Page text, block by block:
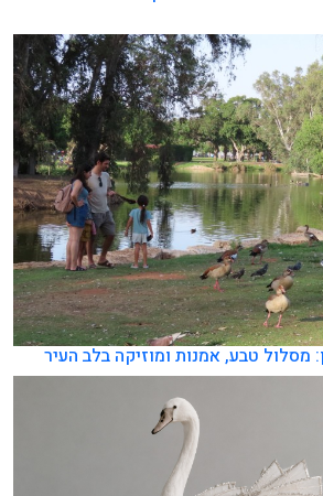
מסלול טבע, אמנות ומוזיקה בלב העיר